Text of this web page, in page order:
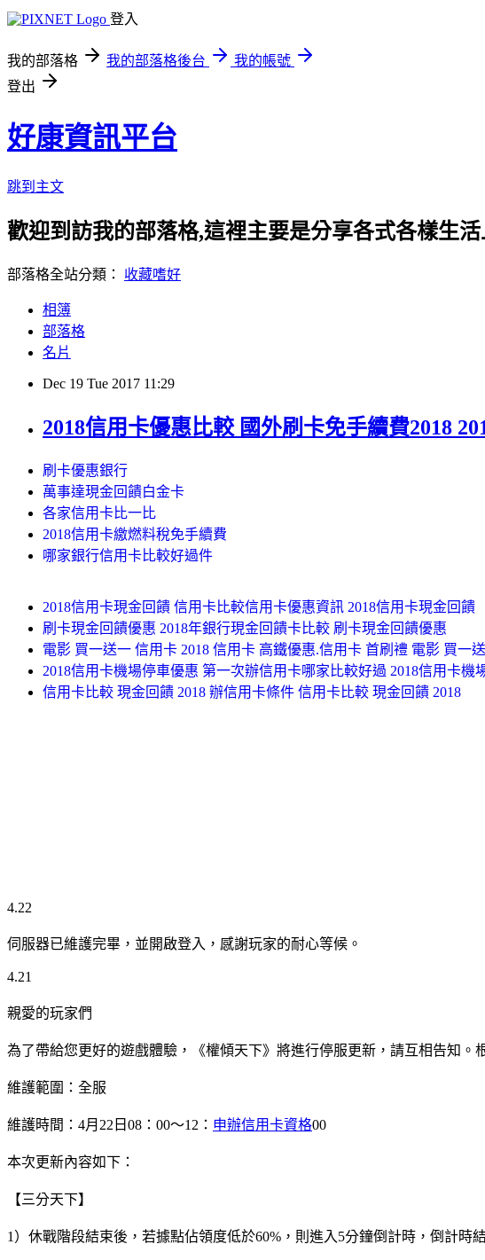
登入
我的部落格 我的部落格後台
我的帳號
登出
好康資訊平台
跳到主文
歡迎到訪我的部落格,這裡主要是分享各式各樣生
部落格全站分類： 收藏嗜好
相簿
部落格
名片
Dec 19 Tue 2017 11:29
2018信用卡優惠比較 國外刷卡免手續費2018
刷卡優惠銀行
萬事達現金回饋白金卡
各家信用卡比一比
2018信用卡繳燃料稅免手續費
哪家銀行信用卡比較好過件
2018信用卡現金回饋 信用卡比較信用卡優惠資訊 2018信用卡現金回饋
刷卡現金回饋優惠 2018年銀行現金回饋卡比較 刷卡現金回饋優惠
電影 買一送一 信用卡 2018 信用卡 高鐵優惠.信用卡 首刷禮 電影 買一
2018信用卡機場停車優惠 第一次辦信用卡哪家比較好過 2018信用卡機
信用卡比較 現金回饋 2018 辦信用卡條件 信用卡比較 現金回饋 2018
4.22
伺服器已維護完畢，並開啟登入，感謝玩家的耐心等候。
4.21
親愛的玩家們
為了帶給您更好的遊戲體驗，《權傾天下》將進行停服更新，請互相告知
維護範圍：全服
維護時間：4月22日08：00～12： 申辦信用卡資格00
本次更新內容如下：
【三分天下】
1）休戰階段結束後，若據點佔領度低於60%，則進入5分鐘倒計時，倒計時